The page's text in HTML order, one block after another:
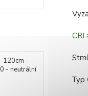
120cm -
- neutrální
CRI
Typ